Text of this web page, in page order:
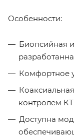
Особенности:
Биопсийная
Комфортное
контролем
Доступна